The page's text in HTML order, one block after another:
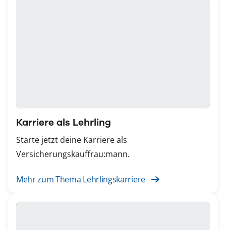
Karriere als Lehrling
Starte jetzt deine Karriere als
Versicherungskauffrau:mann.
Mehr zum Thema Lehrlingskarriere